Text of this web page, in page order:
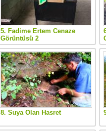
5. Fadime Ertem Cenaze
Görüntüsü 2
8. Suya Olan Hasret